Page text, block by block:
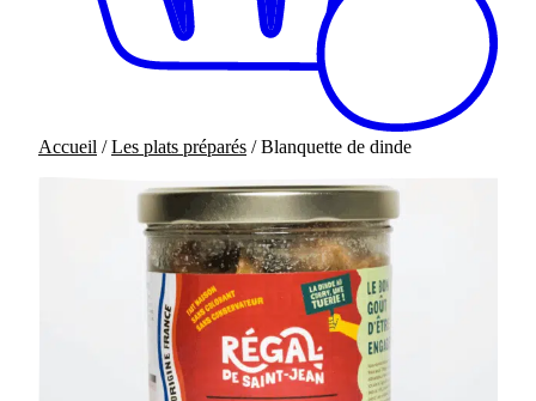
Accueil /Les plats préparés / Blanquette de dinde